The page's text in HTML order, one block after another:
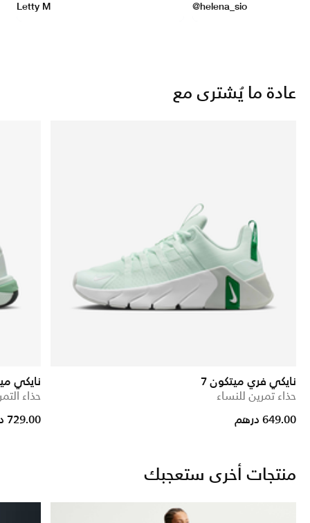
عادة ما يُشترى مع
نايكي فري ميتكون 7
حذاء تمرين للنساء
649.00 درهم
نايكي
حذاء
729.00 درهم
منتجات أخرى ستعجبك